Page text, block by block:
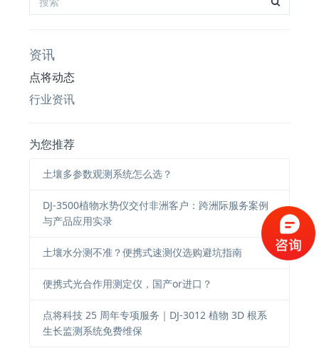
资讯
点将动态
行业资讯
为您推荐
土壤多参数观测系统怎么选？
DJ-3500植物水势仪交付非洲客户：跨洲际服务案例
与产品应用实录
土壤水分测不准？便携式速测仪选购避坑指南
便携式光合作用测定仪，国产or进口？
点将科技 25 周年专项服务｜DJ-3012 植物 3D 根系
生长监测系统免费维保